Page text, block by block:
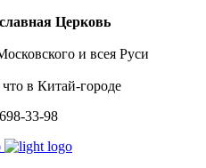
Церковь
и всея Руси
в Китай-городе
33-98